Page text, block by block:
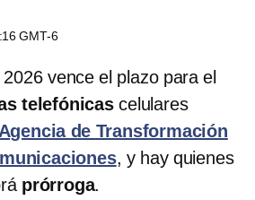
GMT-6
vence el plazo para el
telefónicascelulares
Agencia de Transformación
, y hay quienes
prórroga.